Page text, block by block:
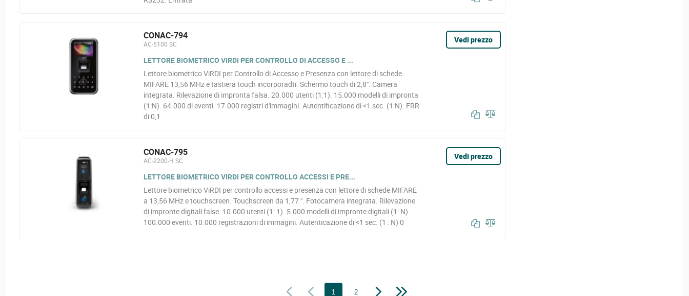
CONAC-794
AC-5100 SC
LETTORE BIOMETRICO VIRDI PER CONTROLLO DI ACCESSO E ...
Lettore biometrico ViRDI per Controllo di Accesso e Presenza con lettore di schede
MIFARE 13,56 MHz e tastiera touch incorporadti. Schermo touch di 2,8". Camera
integrata. Rilevazione di impronta falsa. 20.000 utenti (1:1). 15.000 modelli di impronta
(1:N). 64.000 di eventi. 17.000 registri d'immagini. Autentificazione di <1 sec. (1:N). FRR
di 0,1
Vedi prezzo
CONAC-795
AC-2200-H SC
LETTORE BIOMETRICO VIRDI PER CONTROLLO ACCESSI E PRE...
Lettore biometrico ViRDI per controllo accessi e presenza con lettore di schede MIFARE
a 13,56 MHz e touchscreen. Touchscreen da 1,77 ". Fotocamera integrata. Rilevazione
di impronte digitali false. 10.000 utenti (1: 1). 5.000 modelli di impronte digitali (1: N).
100.000 eventi. 10.000 registrazioni di immagini. Autenticazione di <1 sec. (1 : N) 0
Vedi prezzo
1 2